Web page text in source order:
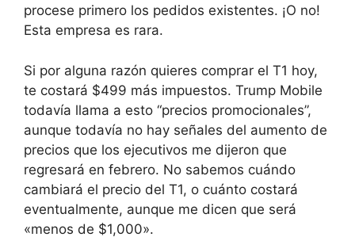
procese primero los pedidos existentes. ¡O no!
Esta empresa es rara.
Si por alguna razón quieres comprar el T1 hoy,
te costará $499 más impuestos. Trump Mobile
todavía llama a esto “precios promocionales”,
aunque todavía no hay señales del aumento de
precios que los ejecutivos me dijeron que
regresará en febrero. No sabemos cuándo
cambiará el precio del T1, o cuánto costará
eventualmente, aunque me dicen que será
«menos de $1,000».